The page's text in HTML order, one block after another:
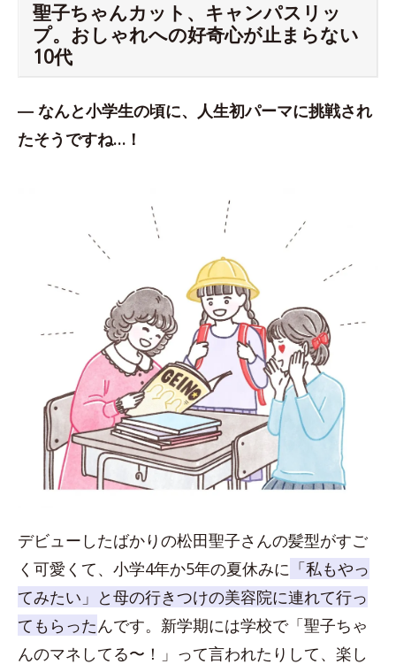
聖子ちゃんカット、キャンパスリッ
プ。おしゃれへの好奇心が止まらない
10代
― なんと小学生の頃に、人生初パーマに挑戦され
たそうですね…！
デビューしたばかりの松田聖子さんの髪型がすご
く可愛くて、小学4年か5年の夏休みに 「私もやっ
てみたい」と母の行きつけの美容院に連れて行っ
てもらったんです。新学期には学校で「聖子ちゃ
んのマネしてる〜！」って言われたりして、楽し